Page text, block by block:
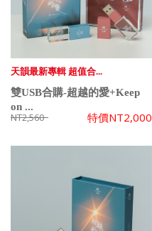
天韻最新專輯 超值合...
雙USB合購-超越的愛+Keep
on ...
NT2,560 特價NT2,000